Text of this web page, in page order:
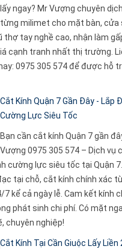
lấy ngay? Mr Vượng chuyên
milimet cho mặt bàn, cửa
thợ tay nghề cao, nhận làm
cạnh tranh nhất thị trường.
0975 305 574 để được hỗ
Cắt Kính Quận 7 Gần Đây - Lắp
Cường Lực Siêu Tốc
Bạn cần cắt kính Quận 7 gần
Vượng 0975 305 574 – Dịch vụ
cường lực siêu tốc tại Quận
tại chỗ, cắt kính chính xác
kể cả ngày lễ. Cam kết kính
phát sinh chi phí. Có mặt
chuyên nghiệp!
Cắt Kính Tại Cần Giuộc Lấy Liền